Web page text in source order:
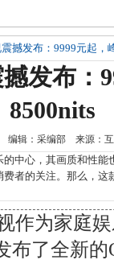
撼发布：9999元起，
发布：
8500nits
编辑：采编部 来源：
心，其画质和性能
者的关注。那么，
作为家庭
布了全新